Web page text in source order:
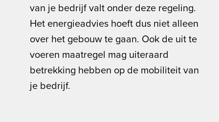
van je bedrijf valt onder deze regeling.
Het energieadvies hoeft dus niet alleen
over het gebouw te gaan. Ook de uit te
voeren maatregel mag uiteraard
betrekking hebben op de mobiliteit van
je bedrijf.